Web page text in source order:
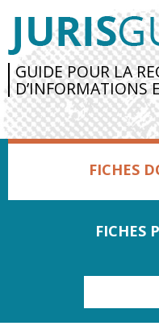
GUIDE POUR LA
D’INFORMATIONS
FICHES
FICHES